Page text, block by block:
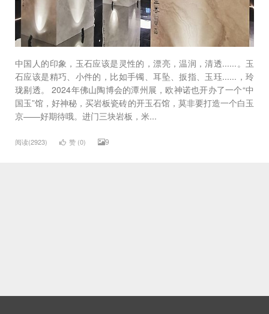
中国人的印象，玉石应该是灵性的，漂亮，温润，清透......。玉
石应该是精巧、小件的，比如手镯、耳坠、扳指、玉珏......，玲
珑剔透。 2024年佛山陶博会的潭州展，欧神诺也开办了一个“中
国玉”馆，好神秘，买岩板瓷砖的开玉石馆，莫非要打造一个白玉
京——好期待哦。进门三块岩板，米...
阅读(2923) 赞 (0) 9